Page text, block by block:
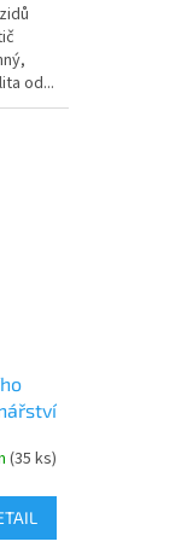
od...
(35 ks)